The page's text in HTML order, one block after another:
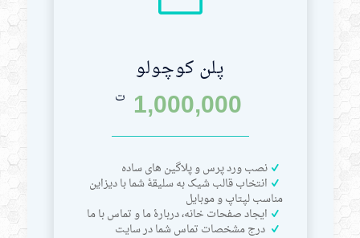
پلن کوچولو
1,000,000 ت
نصب ورد پرس و پلاگین های ساده
انتخاب قالب شیک به سلیقۀ شما با دیزاین
مناسب لپتاپ و موبایل
ایجاد صفحات خانه، دربارۀ ما و تماس با ما
درج مشخصات تماس شما در سایت